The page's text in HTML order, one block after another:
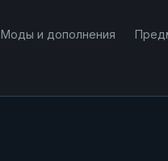
Моды и дополнения